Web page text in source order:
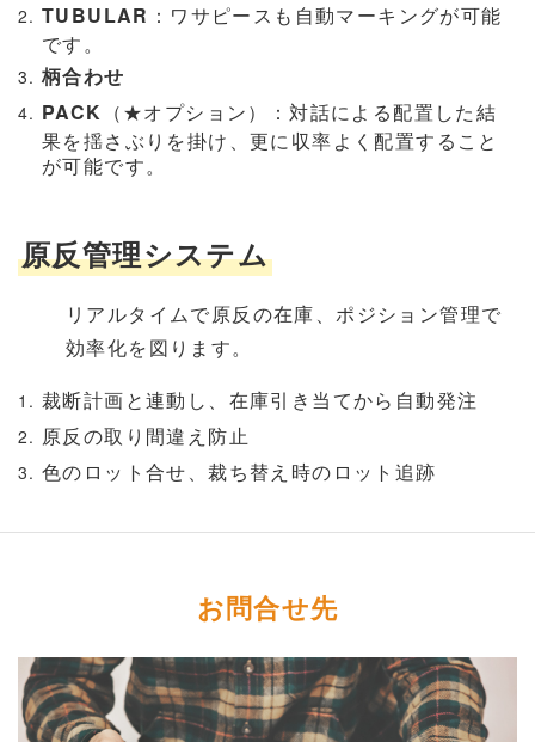
TUBULAR ：ワサピースも自動マーキングが可能
です。
柄合わせ
PACK （★オプション）：対話による配置した結
果を揺さぶりを掛け、更に収率よく配置すること
が可能です。
原反管理システム
リアルタイムで原反の在庫、ポジション管理で
効率化を図ります。
裁断計画と連動し、在庫引き当てから自動発注
原反の取り間違え防止
色のロット合せ、裁ち替え時のロット追跡
お問合せ先